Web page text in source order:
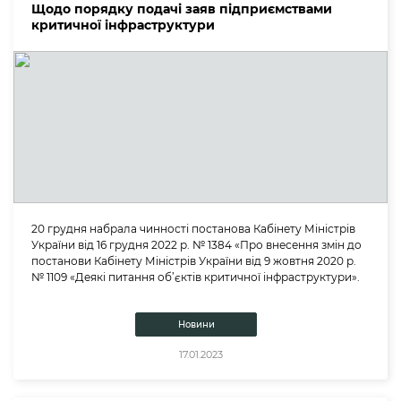
Щодо порядку подачі заяв підприємствами
критичної інфраструктури
20 грудня набрала чинності постанова Кабінету Міністрів
України від 16 грудня 2022 р. № 1384 «Про внесення змін до
постанови Кабінету Міністрів України від 9 жовтня 2020 р.
№ 1109 «Деякі питання об’єктів критичної інфраструктури».
Новини
17.01.2023